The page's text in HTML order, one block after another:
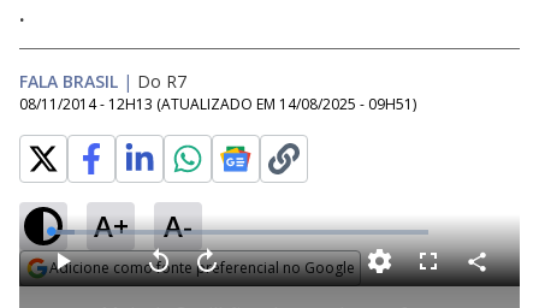
.
FALA BRASIL | Do R7
08/11/2014 - 12H13 (ATUALIZADO EM 14/08/2025 - 09H51)
A+ A-
Adicione como fonte preferencial no Google
P V A
L
o
a
d
e F C
o